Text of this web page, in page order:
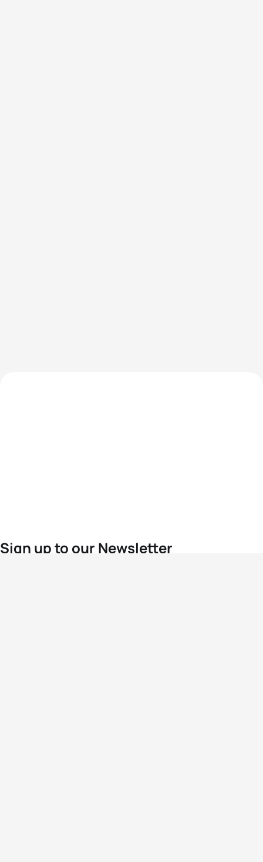
Sign up to our Newsletter